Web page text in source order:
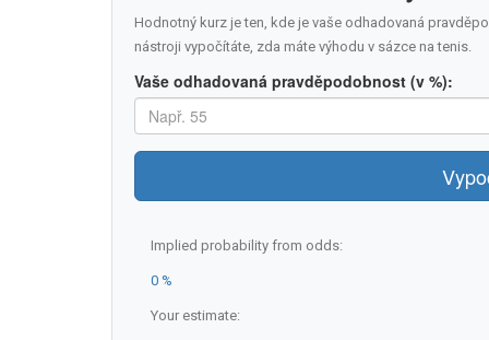
Hodnotný kurz je ten, kde je vaše odhadovaná
nástroji vypočítáte, zda máte výhodu v sázce na tenis.
Vaše odhadovaná pravděpodobnost (v %):
Implied probability from odds:
0 %
Your estimate: